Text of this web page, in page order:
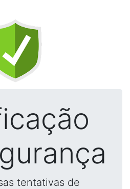
tentativas de